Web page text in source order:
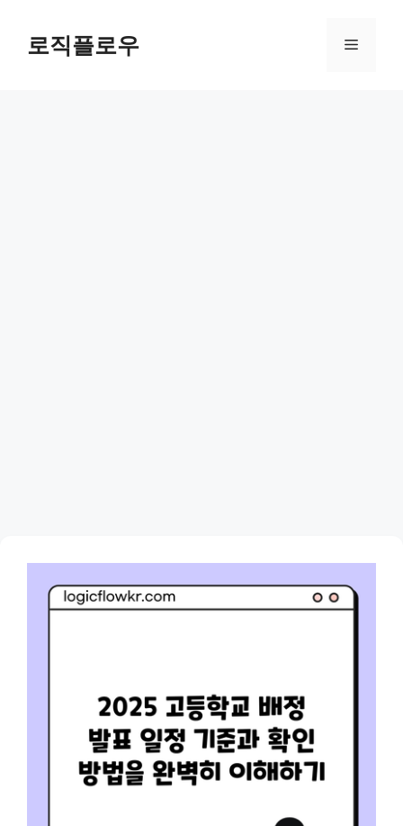
content로직플로우 Menu